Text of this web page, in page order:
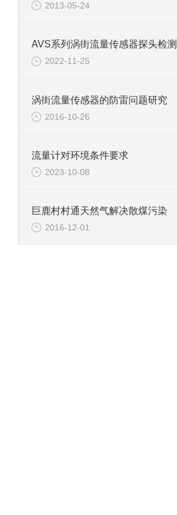
2013-05-24
AVS系列涡街流量传感器探头检测
2022-11-25
涡街流量传感器的防雷问题研究
2016-10-26
流量计对环境条件要求
2023-10-08
巨鹿村村通天然气解决散煤污染
2016-12-01